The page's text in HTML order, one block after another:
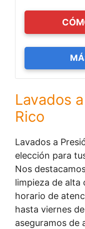
Lavados
Rico
Lavados a
elección para
Nos
limpieza de alta
horario de
hasta viernes
aseguramos de